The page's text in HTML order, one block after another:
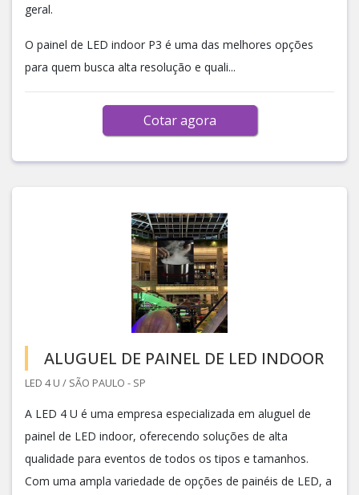
geral.
O painel de LED indoor P3 é uma das melhores opções
para quem busca alta resolução e quali...
Cotar agora
ALUGUEL DE PAINEL DE LED INDOOR
LED 4 U / SÃO PAULO - SP
A LED 4 U é uma empresa especializada em aluguel de
painel de LED indoor, oferecendo soluções de alta
qualidade para eventos de todos os tipos e tamanhos.
Com uma ampla variedade de opções de painéis de LED, a